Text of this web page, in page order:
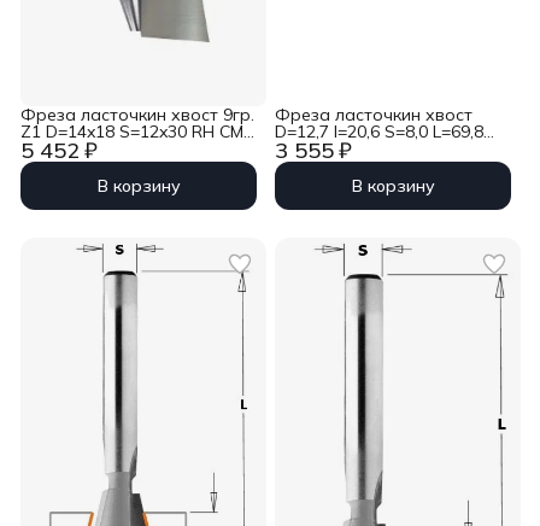
5 452 ₽
Фреза ласточкин хвост 9гр.
Z1 D=14x18 S=12x30 RH CMT
522.140.11
В корзину
3 555 ₽
Фреза ласточкин хвост
D=12,7 I=20,6 S=8,0 L=69,8
CMT 918.129.11
В корзину